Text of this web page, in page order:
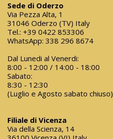
Sede di Oderzo
Via Pezza Alta, 1
31046 Oderzo (TV) Italy
Tel.: +39 0422 853306
WhatsApp: 338 296 8674
Dal Lunedi al Venerdi:
8:00 - 12:00 / 14:00 - 18:00
Sabato:
8:30 - 12:30
(Luglio e Agosto sabato chiuso)
Filiale di Vicenza
Via della Scienza, 14